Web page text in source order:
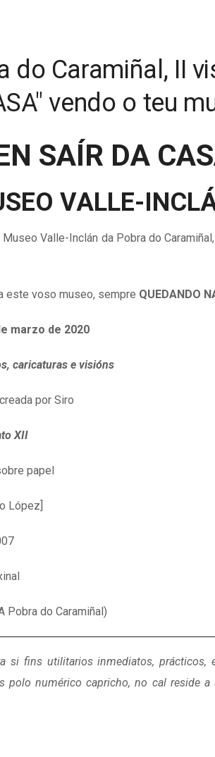
do Caramiñal, II
vendo o teu
SAÍR DA
VALLE-
Valle-Inclán da Pobra do
este voso museo, sempre QUEDANDO
marzo de 2020
caricaturas e visións
por Siro
XII
papel
López]
Pobra do Caramiñal)
si fins utilitarios inmediatos, prácticos,
numérico capricho, no cal reside a